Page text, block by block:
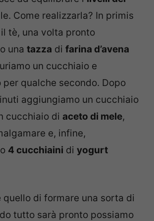
Come realizzarla? In primis
tè, una volta pronto
una tazza di farina d’avena
un cucchiaio e
per qualche secondo. Dopo
aggiungiamo un cucchiaio
cucchiaio di aceto di mele,
e, infine,
4 cucchiaini di yogurt
quello di formare una sorta di
tutto sarà pronto possiamo